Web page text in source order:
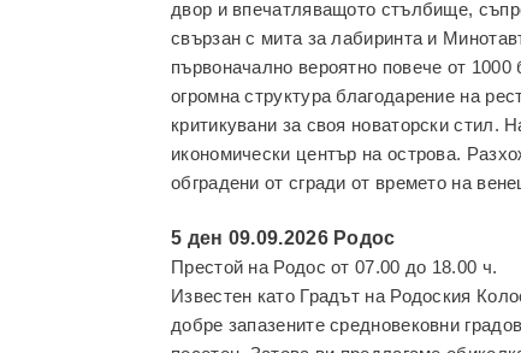
двор и впечатляващото стълбище,
свързан с мита за лабиринта и
първоначално вероятно повече от
огромна структура благодарение на
критикувани за своя новаторски
икономически център на острова.
обградени от сгради от времето на
5 ден 09.09.2026 Родос
Престой на Родос от 07.00 до 18.00 ч.
Известен като Градът на Родоския
добре запазените средновековни